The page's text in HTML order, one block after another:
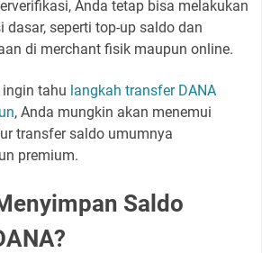
Anda tetap bisa melakukan
dasar, seperti top-up saldo dan
di merchant fisik maupun online.
tahu langkah transfer DANA
, Anda mungkin akan menemui
transfer saldo umumnya
premium.
Saldo